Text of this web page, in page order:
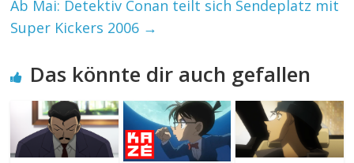
Ab Mai: Detektiv Conan teilt sich Sendeplatz mit
Super Kickers 2006 →
Das könnte dir auch gefallen